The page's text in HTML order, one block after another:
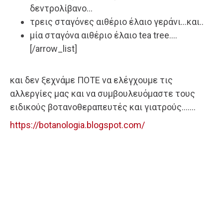
δεντρολίβανο…
τρεις σταγόνες αιθέριο έλαιο γεράνι…και..
μία σταγόνα αιθέριο έλαιο tea tree….
[/arrow_list]
και δεν ξεχνάμε ΠΟΤΕ να ελέγχουμε τις
αλλεργίες μας και να συμβουλευόμαστε τους
ειδικούς βοτανοθεραπευτές και γιατρούς…….
https://botanologia.blogspot.com/